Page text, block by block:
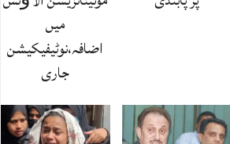
میں
اضافہ،نوٹیفیکیشن
جاری